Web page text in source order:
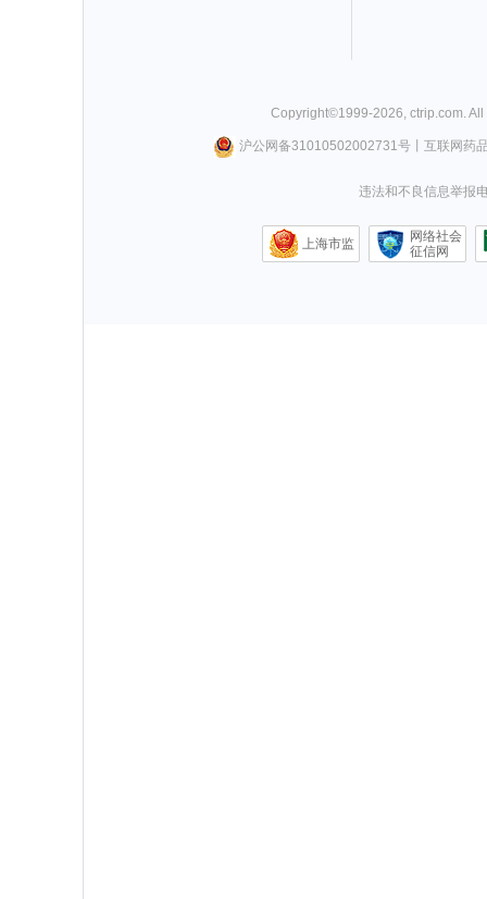
Copyright©1999-2026 ctrip.com .
沪公网备31010502002731号丨 互联网药
违法和不良信息举报
上海市监
网络社会
征信网